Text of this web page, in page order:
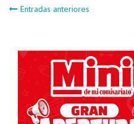
Navegación
de
entradas
Entradas anteriores